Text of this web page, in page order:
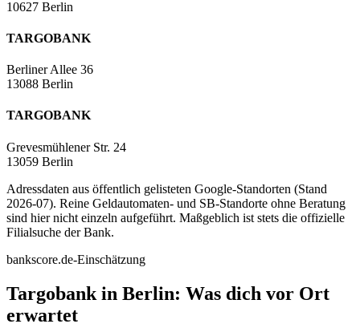
10627 Berlin
TARGOBANK
Berliner Allee 36
13088 Berlin
TARGOBANK
Grevesmühlener Str. 24
13059 Berlin
Adressdaten aus öffentlich gelisteten Google-Standorten (Stand
2026-07). Reine Geldautomaten- und SB-Standorte ohne Beratung
sind hier nicht einzeln aufgeführt. Maßgeblich ist stets die offizielle
Filialsuche der Bank.
bankscore.de-Einschätzung
Targobank in Berlin: Was dich vor Ort
erwartet